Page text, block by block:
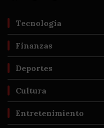
Tecnología
Finanzas
Deportes
Cultura
Entretenimiento